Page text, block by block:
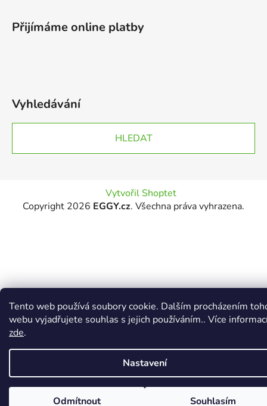
Tento web používá soubory cookie. Dalším procházením
webu vyjadřujete souhlas s jejich používáním.. Více
zde.
Nastavení
Odmítnout Souhlasím
Přijímáme online platby
Vyhledávání
HLEDAT
Vytvořil Shoptet
Copyright 2026 EGGY.cz. Všechna práva vyhrazena.